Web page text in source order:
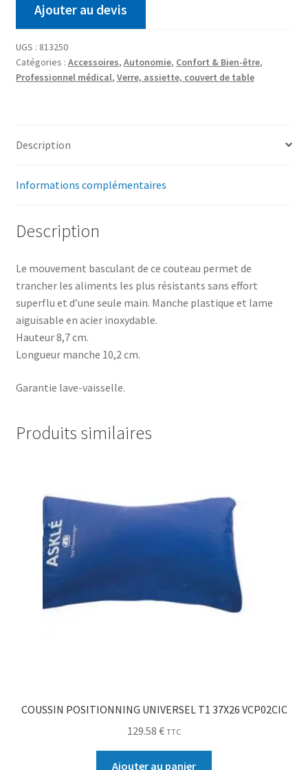
Ajouter au devis
UGS : 813250
Catégories : Accessoires, Autonomie, Confort & Bien-être,
Professionnel médical, Verre, assiette, couvert de table
Description
Informations complémentaires
Description
Le mouvement basculant de ce couteau permet de
trancher les aliments les plus résistants sans effort
superflu et d’une seule main. Manche plastique et lame
aiguisable en acier inoxydable.
Hauteur 8,7 cm.
Longueur manche 10,2 cm.
Garantie lave-vaisselle.
Produits similaires
COUSSIN POSITIONNING UNIVERSEL T1 37X26 VCP02CIC
129.58 € TTC
Ajouter au panier